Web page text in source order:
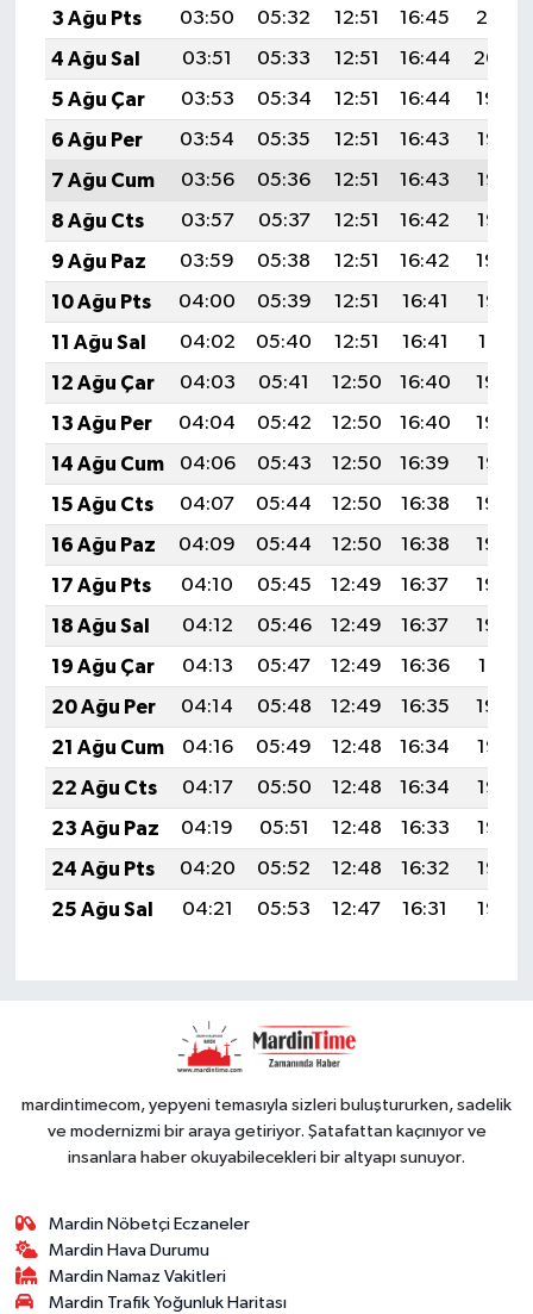
3 Ağu Pts
03:50 05:32 12:51 16:45
20:01
4 Ağu Sal
03:51 05:33 12:51 16:44
20:00
5 Ağu Çar
03:53 05:34 12:51 16:44
19:59
6 Ağu Per
03:54 05:35 12:51 16:43
19:58
7 Ağu Cum
03:56 05:36 12:51 16:43
19:56
8 Ağu Cts
03:57 05:37 12:51 16:42
19:55
9 Ağu Paz
03:59 05:38 12:51 16:42
19:54
10 Ağu Pts
04:00 05:39 12:51 16:41
19:53
11 Ağu Sal
04:02 05:40 12:51 16:41
19:51
12 Ağu Çar
04:03 05:41 12:50 16:40
19:50
13 Ağu Per
04:04 05:42 12:50 16:40
19:49
14 Ağu Cum
04:06 05:43 12:50 16:39
19:47
15 Ağu Cts
04:07 05:44 12:50 16:38
19:46
16 Ağu Paz
04:09 05:44 12:50 16:38
19:45
17 Ağu Pts
04:10 05:45 12:49 16:37
19:43
18 Ağu Sal
04:12 05:46 12:49 16:37
19:42
19 Ağu Çar
04:13 05:47 12:49 16:36
19:41
20 Ağu Per
04:14 05:48 12:49 16:35
19:39
21 Ağu Cum
04:16 05:49 12:48 16:34
19:38
22 Ağu Cts
04:17 05:50 12:48 16:34
19:36
23 Ağu Paz
04:19 05:51 12:48 16:33
19:35
24 Ağu Pts
04:20 05:52 12:48 16:32
19:33
25 Ağu Sal
04:21 05:53 12:47 16:31 19:32
mardintimecom, yepyeni temasıyla sizleri buluştururken, sadelik
ve modernizmi bir araya getiriyor. Şatafattan kaçınıyor ve
insanlara haber okuyabilecekleri bir altyapı sunuyor.
Mardin Nöbetçi Eczaneler
Mardin Hava Durumu
Mardin Namaz Vakitleri
Mardin Trafik Yoğunluk Haritası